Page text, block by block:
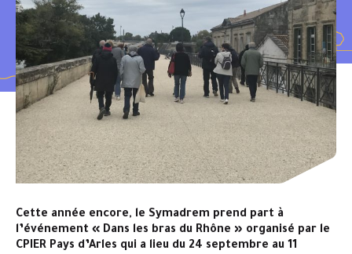
Cette année encore, le Symadrem prend part à
l’événement « Dans les bras du Rhône » organisé par le
CPIER Pays d’Arles qui a lieu du 24 septembre au 11